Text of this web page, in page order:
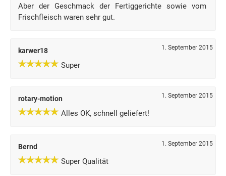
Aber der Geschmack der Fertiggerichte sowie vom
Frischfleisch waren sehr gut.
karwer18 1. September 2015
Super
rotary-motion 1. September 2015
Alles OK, schnell geliefert!
Bernd 1. September 2015
Super Qualität